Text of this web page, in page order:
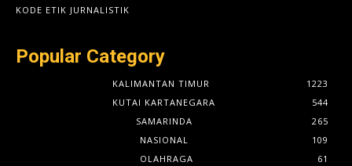
KODE ETIK JURNALISTIK
Popular Category
KALIMANTAN TIMUR
1223
KUTAI KARTANEGARA
544
SAMARINDA
265
NASIONAL
109
OLAHRAGA
61